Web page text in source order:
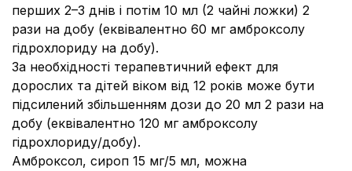
перших 2–3 днів і потім 10 мл (2 чайні ложки) 2
рази на добу (еквівалентно 60 мг амброксолу
гідрохлориду на добу).
За необхідності терапевтичний ефект для
дорослих та дітей віком від 12 років може бути
підсилений збільшенням дози до 20 мл 2 рази на
добу (еквівалентно 120 мг амброксолу
гідрохлориду/добу).
Амброксол, сироп 15 мг/5 мл, можна